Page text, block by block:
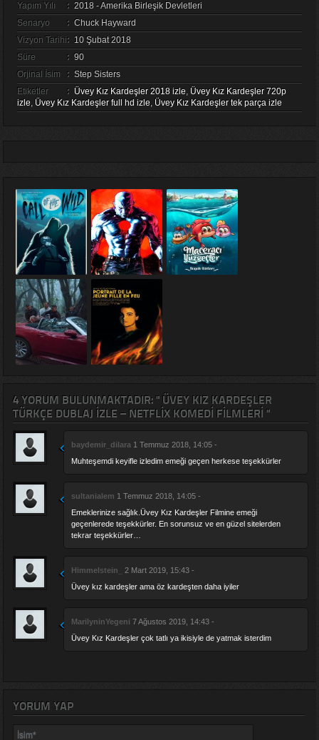
Yapım Yılı
: 2018 - Amerika Birleşik Devletleri
Senaryo
: Chuck Hayward
Vizyon Tarihi: 10 Şubat 2018
Süre
: 90
Orjinal İsim
: Step Sisters
Etiketler
: Üvey Kız Kardeşler 2018 izle, Üvey Kız Kardeşler 720p
izle, Üvey Kız Kardeşler full hd izle, Üvey Kız Kardeşler tek parça izle
4 YORUM BULUNMAKTADIR: " ÜVEY KIZ KARDEŞLER
TÜRKÇE DUBLAJ IZLE – NETFLIX KOMEDI FILMLERI "
baydemir_dilara 1 Temmuz 2018, 14:05 -
Muhteşemdi keyifle izledim emeği geçen herkese teşekkürler
sultanialem 1 Temmuz 2018, 14:05 -
Emeklerinize sağlık.Üvey Kız Kardeşler Filmine emeği
geçenlerede teşekkürler. En sorunsuz ve en güzel sitelerden
tekrar teşekkürler…
Himmelstein_
2 Mart 2019, 15:43 -
Üvey kız kardeşler ama öz kardeşten daha iyiler
MarilyninYegeni 7 Ağustos 2019, 14:43 -
Üvey Kız Kardeşler çok tatlı ya ikisiyle de yatmak isterdim
YORUM YAP